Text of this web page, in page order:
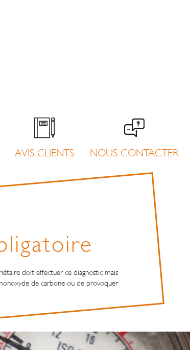
AVIS CLIENTS NOUS CONTACTER
doit effectuer ce diagnostic mais
de carbone ou de provoquer